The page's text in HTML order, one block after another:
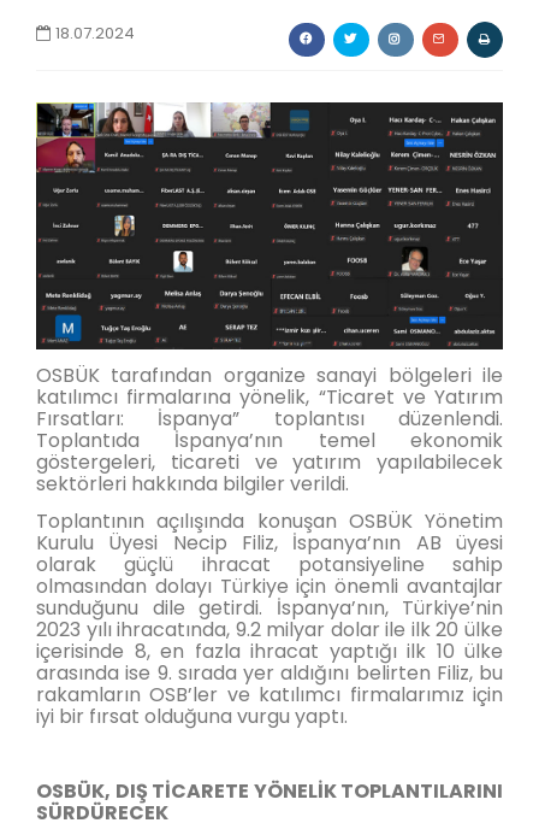
İLETİŞİM
18.07.2024
OSBÜK tarafından organize sanayi bölgeleri ile
katılımcı firmalarına yönelik, “Ticaret ve Yatırım
Fırsatları: İspanya” toplantısı düzenlendi.
Toplantıda İspanya’nın temel ekonomik
göstergeleri, ticareti ve yatırım yapılabilecek
sektörleri hakkında bilgiler verildi.
Toplantının açılışında konuşan OSBÜK Yönetim
Kurulu Üyesi Necip Filiz, İspanya’nın AB üyesi
olarak güçlü ihracat potansiyeline sahip
olmasından dolayı Türkiye için önemli avantajlar
sunduğunu dile getirdi. İspanya’nın, Türkiye’nin
2023 yılı ihracatında, 9.2 milyar dolar ile ilk 20 ülke
içerisinde 8, en fazla ihracat yaptığı ilk 10 ülke
arasında ise 9. sırada yer aldığını belirten Filiz, bu
rakamların OSB’ler ve katılımcı firmalarımız için
iyi bir fırsat olduğuna vurgu yaptı.
OSBÜK, DIŞ TİCARETE YÖNELİK TOPLANTILARINI
SÜRDÜRECEK